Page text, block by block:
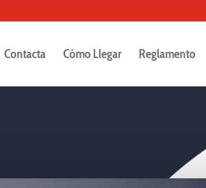
Contacta Cómo Llegar Reglamento